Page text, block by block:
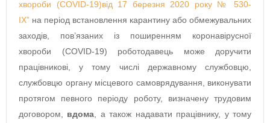
хвороби (COVID-19)від 17 березня 2020 року № 530-
IX” на період встановлення карантину або обмежувальних
заходів, пов’язаних із поширенням коронавірусної
хвороби (COVID-19) роботодавець може доручити
працівникові, у тому числі державному службовцю,
службовцю органу місцевого самоврядування, виконувати
протягом певного періоду роботу, визначену трудовим
договором, вдома , а також надавати працівнику, у тому